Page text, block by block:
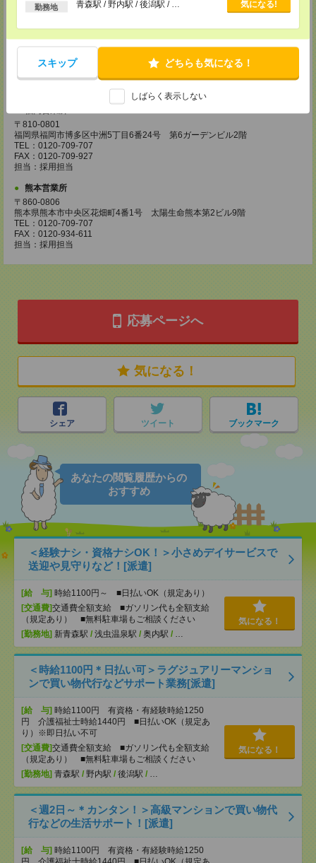
勤務地 青森駅 / 野内駅 / 後潟駅 / … 気になる!
スキップ どちらも気になる！
しばらく表示しない
担当：採用担当
〒790-0003
愛媛県松山市三番町7丁目1番地21号 ジブラルタ生命松山ビル8階
TEL：0120-709-707
FAX：0120-709-890
〒810-0801
福岡県福岡市博多区中洲5丁目6番24号 第6ガーデンビル2階
TEL：0120-709-707
FAX：0120-709-927
担当：採用担当
熊本営業所
〒860-0806
熊本県熊本市中央区花畑町4番1号 太陽生命熊本第2ビル9階
TEL：0120-709-707
FAX：0120-934-611
担当：採用担当
応募ページへ
気になる！
シェア ツイート ブックマーク
あなたの閲覧履歴からの
おすすめ
＜経験ナシ・資格ナシOK！＞小さめデイサービスで
送迎や見守りなど！[派遣]
[給 与] 時給1100円～ ■日払いOK（規定あり）
[交通費]交通費全額支給 ■ガソリン代も全額支給
（規定あり） ■無料駐車場もご相談ください
[勤務地] 新青森駅 / 浅虫温泉駅 / 奥内駅 / …
気になる！
＜時給1100円＊日払い可＞ラグジュアリーマンショ
ンで買い物代行などサポート業務[派遣]
[給 与] 時給1100円 有資格・有経験時給1250
円 介護福祉士時給1440円 ■日払いOK（規定あ
り）※即日払い不可
[交通費]交通費全額支給 ■ガソリン代も全額支給
（規定あり） ■無料駐車場もご相談ください
[勤務地] 青森駅 / 野内駅 / 後潟駅 / …
気になる！
＜週2日～＊カンタン！＞高級マンションで買い物代
行などの生活サポート！[派遣]
[給 与] 時給1100円 有資格・有経験時給1250